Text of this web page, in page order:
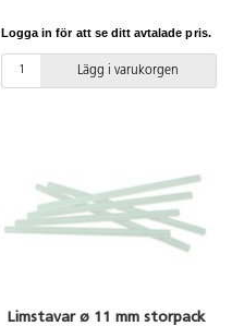
Patenterad limmassa bestående
av 97 % förnyelsebara
ingredienser. Fritt från
Logga in för att se ditt avtalade pris.
Lägg i varukorgen
Limstavar ø 11 mm storpack